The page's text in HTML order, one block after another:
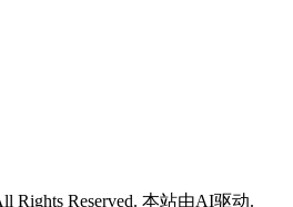
Rights Reserved. 本站由AI驱动.